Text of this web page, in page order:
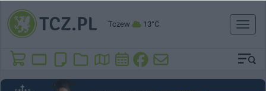
Tczew 13°C
Toggle